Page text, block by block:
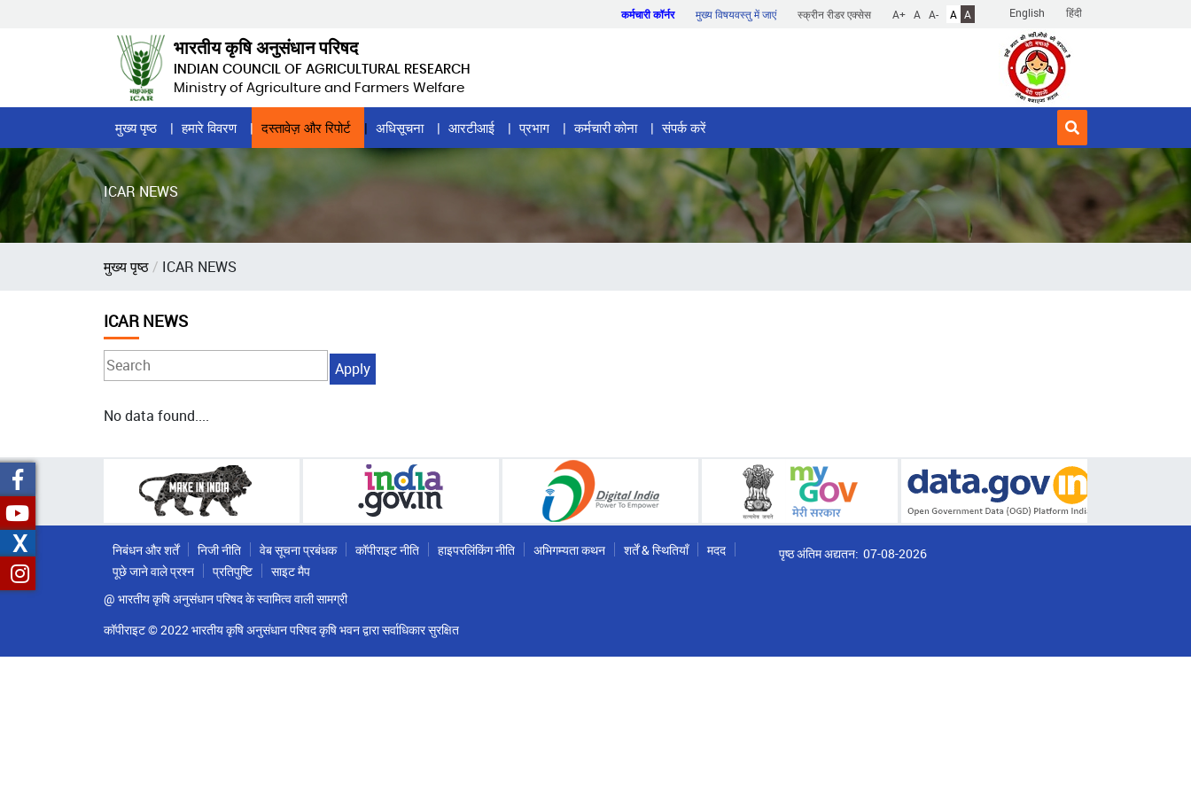
English हिंदी
कर्मचारी कॉर्नर मुख्य विषयवस्तु में जाएं स्क्रीन रीडर एक्सेस A+ A A- A A
भारतीय कृषि अनुसंधान परिषद
INDIAN COUNCIL OF AGRICULTURAL RESEARCH
Ministry of Agriculture and Farmers Welfare
Home
Page
Menu
मुख्य पृष्ठ हमारे विवरण दस्तावेज़ और रिपोर्ट अधिसूचना आरटीआई प्रभाग कर्मचारी कोना संपर्क करें
ICAR NEWS
पग
मुख्य पृष्ठ ICAR NEWS
ICAR NEWS
No data found....
निबंधन और शर्तें निजी नीति वेब सूचना प्रबंधक कॉपीराइट नीति हाइपरलिंकिंग नीति अभिगम्यता कथन शर्तें & स्थितियाँ
मदद
पूछे जाने वाले प्रश्न
प्रतिपुष्टि
साइट मैप
@ भारतीय कृषि अनुसंधान परिषद के स्वामित्व वाली सामग्री
कॉपीराइट © 2022 भारतीय कृषि अनुसंधान परिषद कृषि भवन द्वारा सर्वाधिकार सुरक्षित
पृष्ठ अंतिम अद्यतन: 07-08-2026
X